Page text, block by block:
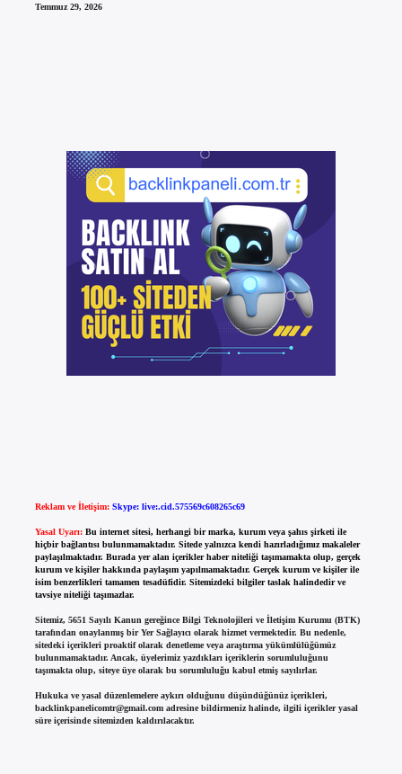
Temmuz 29, 2026
Reklam ve İletişim: Skype: live:.cid.575569c608265c69
Yasal Uyarı: Bu internet sitesi, herhangi bir marka, kurum veya şahıs şirketi ile
hiçbir bağlantısı bulunmamaktadır. Sitede yalnızca kendi hazırladığımız makaleler
paylaşılmaktadır. Burada yer alan içerikler haber niteliği taşımamakta olup, gerçek
kurum ve kişiler hakkında paylaşım yapılmamaktadır. Gerçek kurum ve kişiler ile
isim benzerlikleri tamamen tesadüfidir. Sitemizdeki bilgiler taslak halindedir ve
tavsiye niteliği taşımazlar.
Sitemiz, 5651 Sayılı Kanun gereğince Bilgi Teknolojileri ve İletişim Kurumu (BTK)
tarafından onaylanmış bir Yer Sağlayıcı olarak hizmet vermektedir. Bu nedenle,
sitedeki içerikleri proaktif olarak denetleme veya araştırma yükümlülüğümüz
bulunmamaktadır. Ancak, üyelerimiz yazdıkları içeriklerin sorumluluğunu
taşımakta olup, siteye üye olarak bu sorumluluğu kabul etmiş sayılırlar.
Hukuka ve yasal düzenlemelere aykırı olduğunu düşündüğünüz içerikleri,
backlinkpanelicomtr@gmail.comadresine bildirmeniz halinde, ilgili içerikler yasal
süre içerisinde sitemizden kaldırılacaktır.